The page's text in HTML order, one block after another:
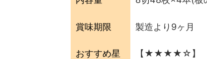
賞味期限 製造より9ヶ月
おすすめ星 【★★★★☆】